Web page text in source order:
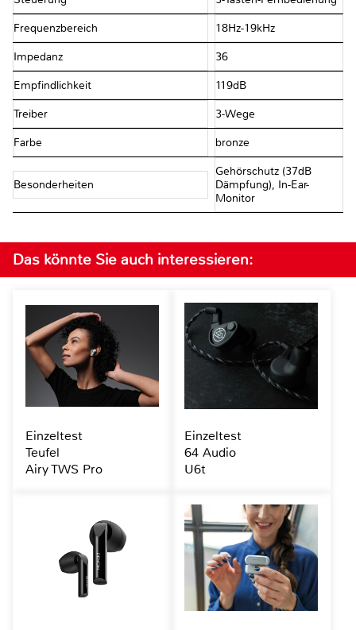
Frequenzbereich 18Hz-19kHz
Impedanz 36Ω
Empfindlichkeit 119dB
Treiber 3-Wege
Farbe bronze
Besonderheiten
Gehörschutz (37dB
Dämpfung), In-Ear-
Monitor
Das könnte Sie auch interessieren:
Einzeltest
Teufel
Airy TWS Pro
Einzeltest
64 Audio
U6t